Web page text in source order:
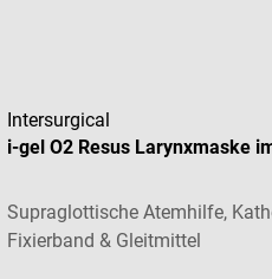
Intersurgical
i-gel O2 Resus Larynxmaske
Supraglottische Atemhilfe,
Fixierband & Gleitmittel